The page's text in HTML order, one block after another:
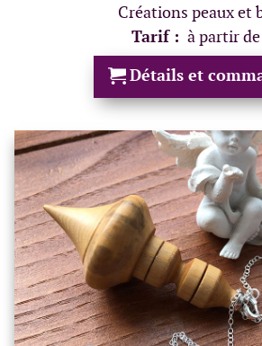
Créations peaux et
Tarif : à partir
Détails et